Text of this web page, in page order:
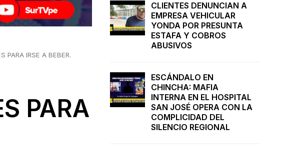
PARA IRSE A BEBER.
PARA
CLIENTES DENUNCIAN A
EMPRESA VEHICULAR
YONDA POR PRESUNTA
ESTAFA Y COBROS
ABUSIVOS
ESCÁNDALO EN
CHINCHA: MAFIA
INTERNA EN EL HOSPITAL
SAN JOSÉ OPERA CON LA
COMPLICIDAD DEL
SILENCIO REGIONAL